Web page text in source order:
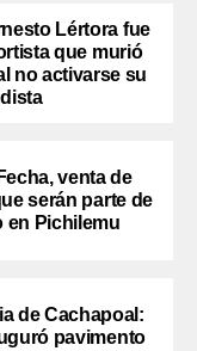
Lértora fue
que murió
no activarse su
venta de
serán parte de
en Pichilemu
de Cachapoal:
pavimento